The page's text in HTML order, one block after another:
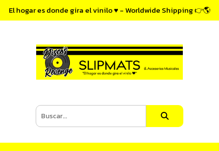
El hogar es donde gira el vinilo ♥ - Worldwide Shipping 👉🌎